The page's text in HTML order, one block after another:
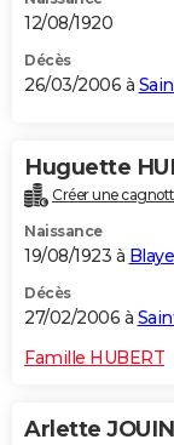
12/08/1920
Décès
26/03/2006 à
Huguette
Créer une
Naissance
19/08/1923 à Blaye
Décès
27/02/2006 à
Famille HUBERT
Arlette JOUIN